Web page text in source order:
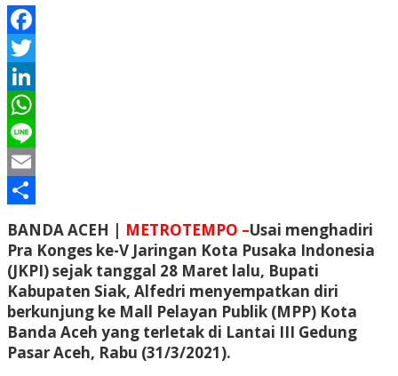
Facebook
Twitter
LinkedIn
WhatsApp
Line
Email
BANDA ACEH | METROTEMPO –Usai menghadiri
Pra Konges ke-V Jaringan Kota Pusaka Indonesia
(JKPI) sejak tanggal 28 Maret lalu, Bupati
Kabupaten Siak, Alfedri menyempatkan diri
berkunjung ke Mall Pelayan Publik (MPP) Kota
Banda Aceh yang terletak di Lantai III Gedung
Pasar Aceh, Rabu (31/3/2021).